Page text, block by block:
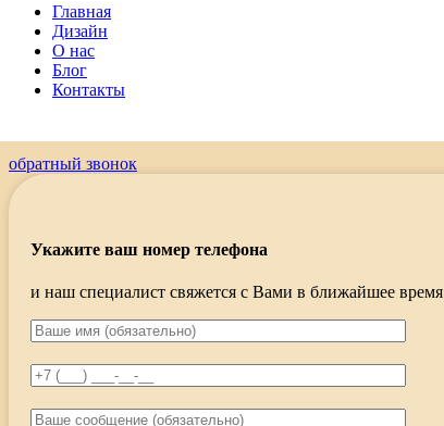
Главная
Дизайн
О нас
Блог
Контакты
обратный звонок
Укажите ваш номер телефона
и наш специалист свяжется с Вами в ближайшее время